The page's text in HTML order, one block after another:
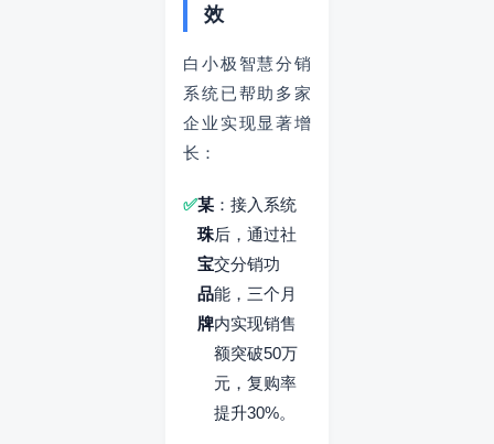
效
白小极智慧分销
系统已帮助多家
企业实现显著增
长：
某
珠
宝
品
牌
：接入系统
后，通过社
交分销功
能，三个月
内实现销售
额突破50万
元，复购率
提升30%。